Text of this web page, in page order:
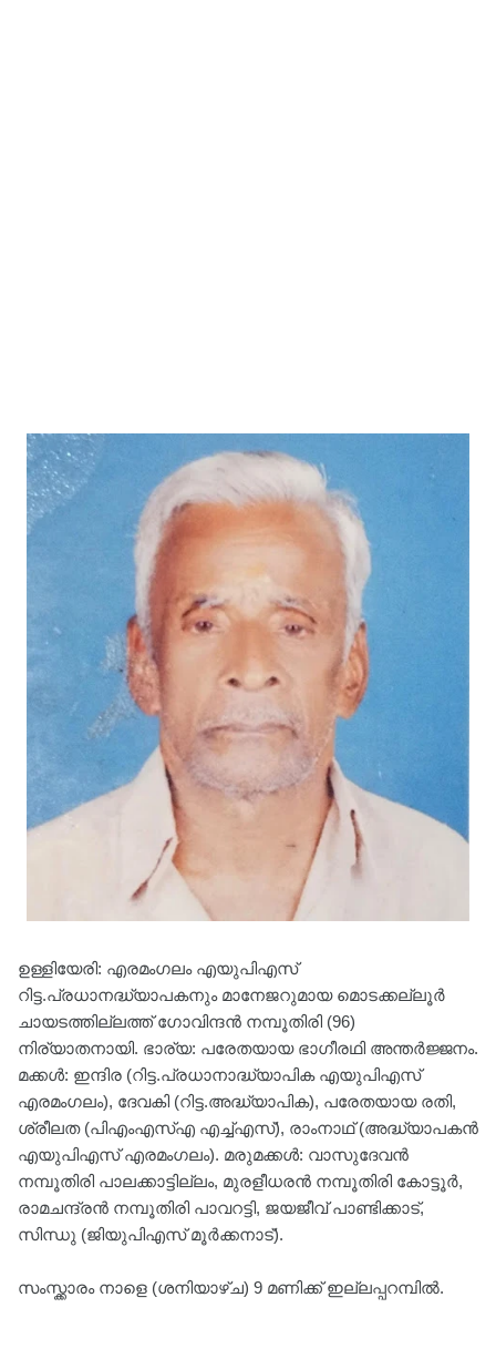
ഉള്ളിയേരി: എരമംഗലം എയുപിഎസ്
റിട്ട.പ്രധാനദ്ധ്യാപകനും മാനേജറുമായ മൊടക്കല്ലൂർ
ചായടത്തില്ലത്ത് ഗോവിന്ദൻ നമ്പൂതിരി (96)
നിര്യാതനായി. ഭാര്യ: പരേതയായ ഭാഗീരഥി അന്തർജ്ജനം.
മക്കൾ: ഇന്ദിര (റിട്ട.പ്രധാനാദ്ധ്യാപിക എയുപിഎസ്
എരമംഗലം), ദേവകി (റിട്ട.അദ്ധ്യാപിക), പരേതയായ രതി,
ശ്രീലത (പിഎംഎസ്എ എച്ച്എസ്), രാംനാഥ് (അദ്ധ്യാപകൻ
എയുപിഎസ് എരമംഗലം). മരുമക്കൾ: വാസുദേവൻ
നമ്പൂതിരി പാലക്കാട്ടില്ലം, മുരളീധരൻ നമ്പൂതിരി കോട്ടൂർ,
രാമചന്ദ്രൻ നമ്പൂതിരി പാവറട്ടി, ജയജീവ് പാണ്ടിക്കാട്,
സിന്ധു (ജിയുപിഎസ് മൂർക്കനാട്).
സംസ്ക്കാരം നാളെ (ശനിയാഴ്ച) 9 മണിക്ക് ഇല്ലപ്പറമ്പിൽ.